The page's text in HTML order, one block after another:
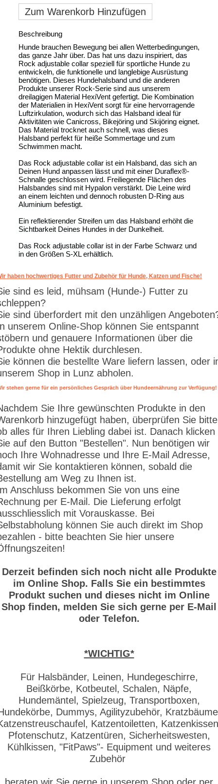
Zum Warenkorb Hinzufügen
Beschreibung
Hunde brauchen Bewegung bei allen Wetterbedingungen,
das ganze Jahr über. Das hat uns dazu inspiriert, das
Rock adjustable collar speziell für sportliche Hunde zu
entwickeln, die funktionelle und langlebige Ausrüstung
benötigen. Dieses Hundehalsband und die anderen
Produkte unserer Rock-Serie sind aus unserem
dreilagigen Material HexiVent gefertigt. Die Kombination
der Materialien in HexiVent sorgt für eine hervorragende
Luftzirkulation, wodurch sich das Halsband ideal für
Aktivitäten wie Canicross, Bikejöring und Skijöring eignet.
Das Material trocknet auch schnell, was dieses
Halsband perfekt für heiße Sommertage und zum
Schwimmen macht.
Das Rock adjustable collar ist ein Halsband, das sich an
Deinen Hund anpassen lässt und mit einer Duraflex®-
Schnalle geschlossen wird. Freiliegende Flächen des
Halsbandes sind mit Hypalon verstärkt. Die Leine wird
an einem leichten und dennoch robusten D-Ring aus
Aluminium befestigt.
Ein reflektierender Streifen um das Halsband erhöht die
Sichtbarkeit Deines Hundes in der Dunkelheit.
Das Rock adjustable collar ist in der Farbe Schwarz und
in den Größen S-XL erhältlich.
haben hochwertiges Futter und Zubehör für Hunde, Katzen und Fische!
sind es leid, mühsam (Hunde-) Futter zu
sind überfordert mit den unzähligen
unserem Online-Shop können Sie entspannt
und genauere Informationen über die
ohne Hektik durchlesen.
können die bestellte Ware liefern lassen, oder
Shop in Lunz abholen.
stehen gerne für ein persönliches Gespräch über Hundeernährung zur Verfügung!
Sie Ihre gewünschten Produkte in den
hinzugefügt haben, überprüfen Sie
alles für Ihren Liebling dabei ist. Danach klicken
auf den Button "Bestellen". Nun benötigen wir
Ihre Wohnadresse und Ihre E-Mail Adresse,
wir Sie kontaktieren können, sobald die
am Weg zu Ihnen ist.
Anschluss bekommen Sie von uns eine
per E-Mail. Die Lieferung erfolgt
mit Vorauskasse. Bei
können Sie auch direkt im Shop
- bitte beachten Sie hier unsere
Derzeit befinden sich noch nicht alle Produkte
im Online Shop. Falls Sie ein bestimmtes
Produkt suchen und dieses nicht im Online
Shop finden, melden Sie sich gerne per E-Mail
oder Telefon.
*WICHTIG*
Für Halsbänder, Leinen, Hundegeschirre,
Beißkörbe, Kotbeutel, Schalen, Näpfe,
Hundemäntel, Spielzeug, Transportboxen,
Dummys, Agilityzubehör,
Katzentoiletten,
Pfotenschutz, Katzentüren, Sicherheitswesten,
Kühlkissen, "FitPaws"- Equipment und weiteres
Zubehör
beraten wir Sie gerne in unserem Shop oder per